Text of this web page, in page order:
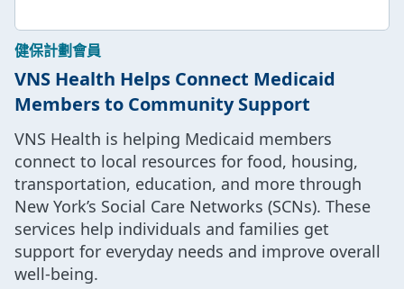
健保計劃會員
VNS Health Helps Connect Medicaid
Members to Community Support
VNS Health is helping Medicaid members
connect to local resources for food, housing,
transportation, education, and more through
New York’s Social Care Networks (SCNs). These
services help individuals and families get
support for everyday needs and improve overall
well-being.